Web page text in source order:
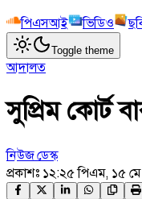
পিএসআই
ভিডিও
Toggle theme
আদালত
সুপ্রিম কোর্ট
নিউজ ডেস্ক
প্রকাশঃ ১২:২৫ পিএম, ১৫